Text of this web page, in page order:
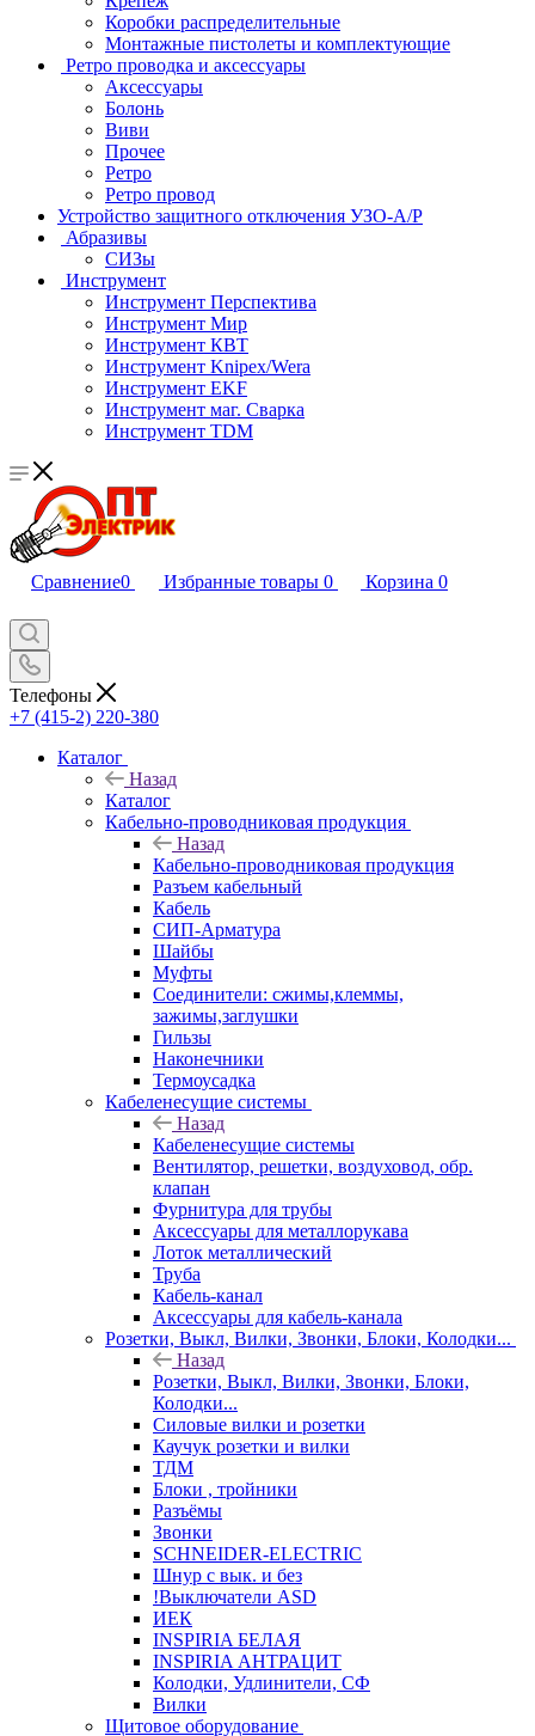
Коробки распределительные
Монтажные пистолеты и комплектующие
Ретро проводка и аксессуары
Аксессуары
Болонь
Виви
Прочее
Ретро
Ретро провод
Устройство защитного отключения УЗО-А/Р
Абразивы
СИЗы
Инструмент
Инструмент Перспектива
Инструмент Мир
Инструмент КВТ
Инструмент Knipex/Wera
Инструмент EKF
Инструмент маг. Сварка
Инструмент TDM
Сравнение0 Избранные товары 0 Корзина 0
Телефоны
+7 (415-2) 220-380
Каталог
Назад
Каталог
Кабельно-проводниковая продукция
Назад
Кабельно-проводниковая продукция
Разъем кабельный
Кабель
СИП-Арматура
Шайбы
Муфты
Соединители: сжимы,клеммы,
зажимы,заглушки
Гильзы
Наконечники
Термоусадка
Кабеленесущие системы
Назад
Кабеленесущие системы
Вентилятор, решетки, воздуховод, обр.
клапан
Фурнитура для трубы
Аксессуары для металлорукава
Лоток металлический
Труба
Кабель-канал
Аксессуары для кабель-канала
Розетки, Выкл, Вилки, Звонки, Блоки, Колодки...
Назад
Розетки, Выкл, Вилки, Звонки, Блоки,
Колодки...
Силовые вилки и розетки
Каучук розетки и вилки
ТДМ
Блоки , тройники
Разъёмы
Звонки
SCHNEIDER-ELECTRIC
Шнур с вык. и без
!Выключатели ASD
ИЕК
INSPIRIA БЕЛАЯ
INSPIRIA АНТРАЦИТ
Колодки, Удлинители, СФ
Вилки
Щитовое оборудование